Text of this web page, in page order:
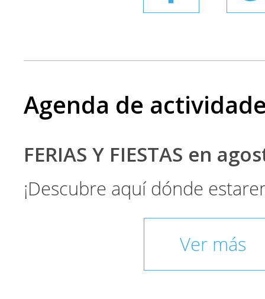
Agenda de
FERIAS Y FIESTAS en
¡Descubre aquí dónde
Ver más